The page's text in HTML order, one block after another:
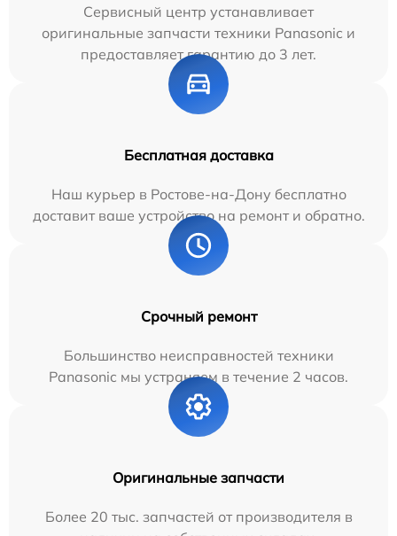
Сервисный центр устанавливает
оригинальные запчасти техники Panasonic и
предоставляет гарантию до 3 лет.
Бесплатная доставка
Наш курьер в Ростове-на-Дону бесплатно
доставит ваше устройство на ремонт и обратно.
Срочный ремонт
Большинство неисправностей техники
Panasonic мы устраняем в течение 2 часов.
Оригинальные запчасти
Более 20 тыс. запчастей от производителя в